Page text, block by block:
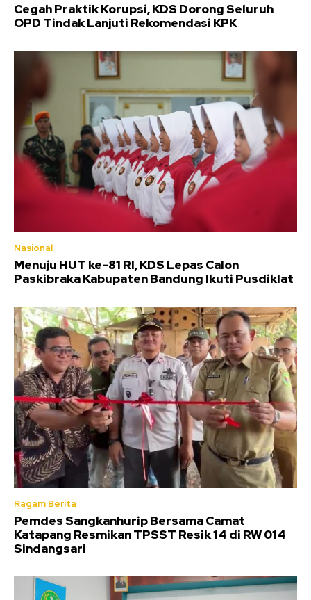
Cegah Praktik Korupsi, KDS Dorong Seluruh
OPD Tindak Lanjuti Rekomendasi KPK
Nasional
Menuju HUT ke-81 RI, KDS Lepas Calon
Paskibraka Kabupaten Bandung Ikuti Pusdiklat
Ragam Berita
Pemdes Sangkanhurip Bersama Camat
Katapang Resmikan TPSST Resik 14 di RW 014
Sindangsari